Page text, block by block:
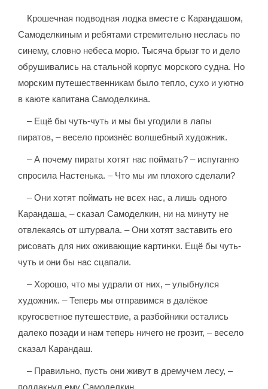
Крошечная подводная лодка вместе с Карандашом,
Самоделкиным и ребятами стремительно неслась по
синему, словно небеса морю. Тысяча брызг то и дело
обрушивались на стальной корпус морского судна. Но
морским путешественникам было тепло, сухо и уютно
в каюте капитана Самоделкина.
– Ещё бы чуть-чуть и мы бы угодили в лапы
пиратов, – весело произнёс волшебный художник.
– А почему пираты хотят нас поймать? – испуганно
спросила Настенька. – Что мы им плохого сделали?
– Они хотят поймать не всех нас, а лишь одного
Карандаша, – сказал Самоделкин, ни на минуту не
отвлекаясь от штурвала. – Они хотят заставить его
рисовать для них оживающие картинки. Ещё бы чуть-
чуть и они бы нас сцапали.
– Хорошо, что мы удрали от них, – улыбнулся
художник. – Теперь мы отправимся в далёкое
кругосветное путешествие, а разбойники остались
далеко позади и нам теперь ничего не грозит, – весело
сказал Карандаш.
– Правильно, пусть они живут в дремучем лесу, –
поддакнул ему Самоделкин.